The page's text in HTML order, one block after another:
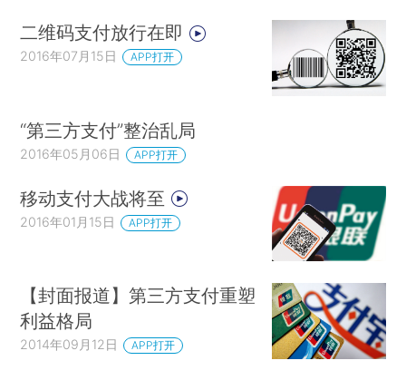
二维码支付放行在即
2016年07月15日 APP打开
“第三方支付”整治乱局
2016年05月06日 APP打开
移动支付大战将至
2016年01月15日 APP打开
【封面报道】第三方支付重塑
利益格局
2014年09月12日 APP打开